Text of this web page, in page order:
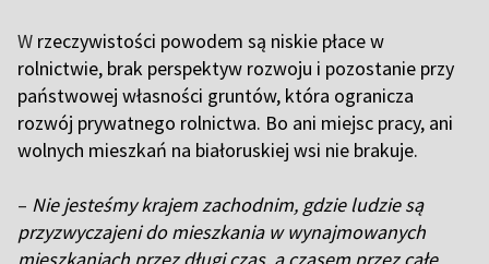
W rzeczywistości powodem są niskie płace w
rolnictwie, brak perspektyw rozwoju i pozostanie przy
państwowej własności gruntów, która ogranicza
rozwój prywatnego rolnictwa. Bo ani miejsc pracy, ani
wolnych mieszkań na białoruskiej wsi nie brakuje.
– Nie jesteśmy krajem zachodnim, gdzie ludzie są
przyzwyczajeni do mieszkania w wynajmowanych
mieszkaniach przez długi czas, a czasem przez całe